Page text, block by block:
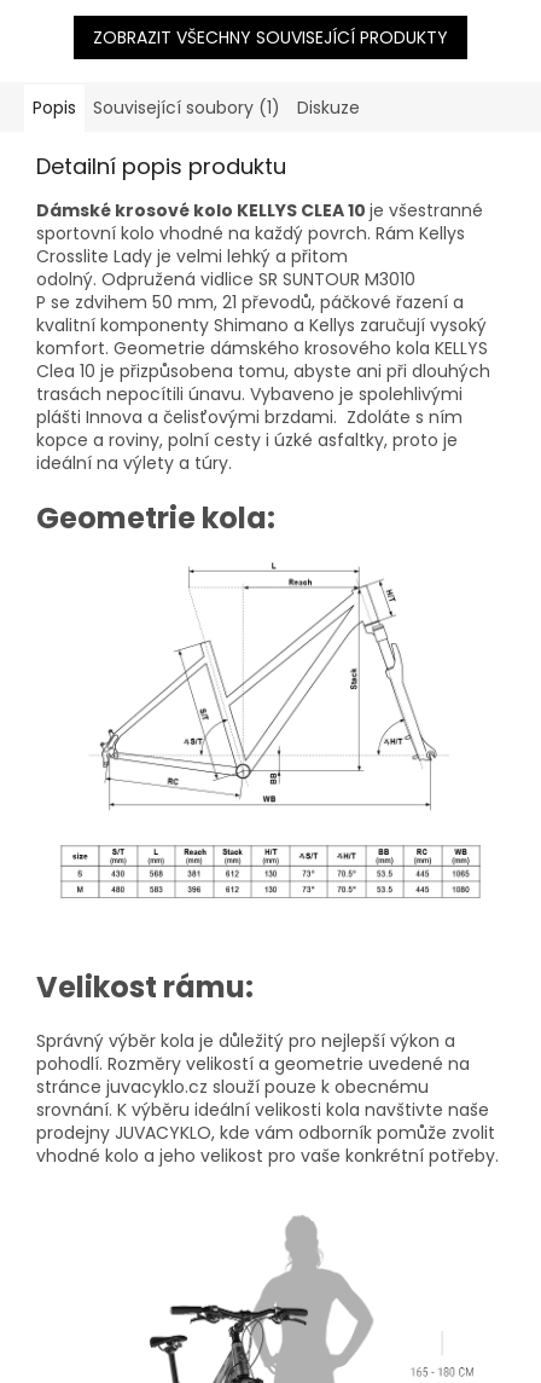
ZOBRAZIT VŠECHNY SOUVISEJÍCÍ PRODUKTY
Popis Související soubory (1) Diskuze
Detailní popis produktu
Dámské krosové kolo KELLYS CLEA 10 je všestranné
sportovní kolo vhodné na každý povrch. Rám Kellys
Crosslite Lady je velmi lehký a přitom
odolný. Odpružená vidlice SR SUNTOUR M3010
P se zdvihem 50 mm, 21 převodů, páčkové řazení a
kvalitní komponenty Shimano a Kellys zaručují vysoký
komfort. Geometrie dámského krosového kola KELLYS
Clea 10 je přizpůsobena tomu, abyste ani při dlouhých
trasách nepocítili únavu. Vybaveno je spolehlivými
plášti Innova a čelisťovými brzdami. Zdoláte s ním
kopce a roviny, polní cesty i úzké asfaltky, proto je
ideální na výlety a túry.
Geometrie kola:
Velikost rámu:
Správný výběr kola je důležitý pro nejlepší výkon a
pohodlí. Rozměry velikostí a geometrie uvedené na
stránce juvacyklo.cz slouží pouze k obecnému
srovnání. K výběru ideální velikosti kola navštivte naše
prodejny JUVACYKLO, kde vám odborník pomůže zvolit
vhodné kolo a jeho velikost pro vaše konkrétní potřeby.